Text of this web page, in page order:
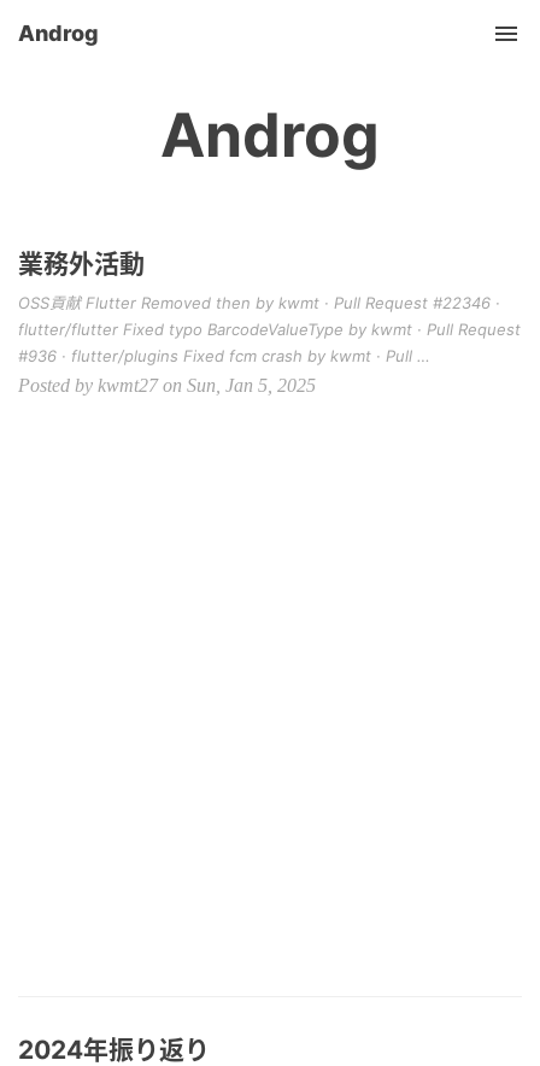
Androg
Androg
業務外活動
OSS貢献 Flutter Removed then by kwmt · Pull Request #22346 ·
flutter/flutter Fixed typo BarcodeValueType by kwmt · Pull Request
#936 · flutter/plugins Fixed fcm crash by kwmt · Pull …
Posted by kwmt27 on Sun, Jan 5, 2025
2024年振り返り